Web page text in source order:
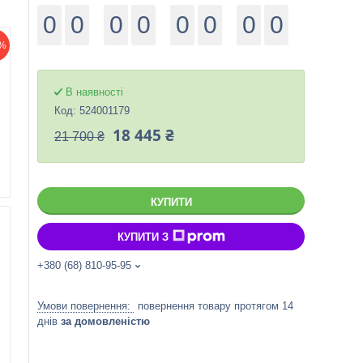
0 0 0 0 0 0 0 0
В наявності
Код: 524001179
21 700 ₴ 18 445 ₴
КУПИТИ
КУПИТИ З
+380 (68) 810-95-95
повернення товару протягом 14
днів за домовленістю